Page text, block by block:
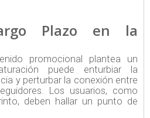
Plazo en la
promocional plantea un
puede enturbiar la
y perturbar la conexión entre
Los usuarios, como
deben hallar un punto de